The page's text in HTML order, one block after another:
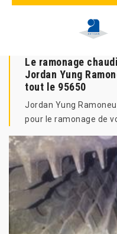
Le ramonage
Jordan Yung
tout le 95650
Jordan Yung
pour le ramonage de